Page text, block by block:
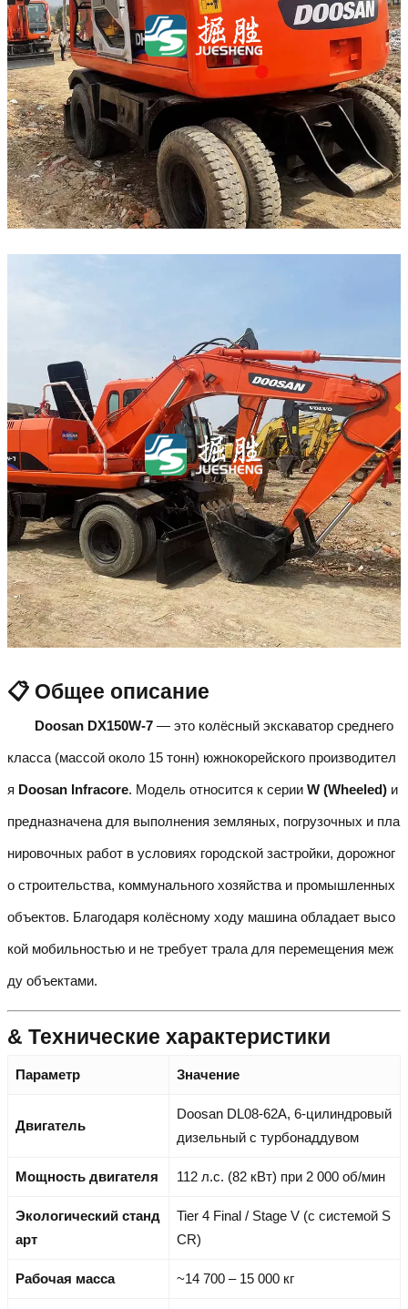
📋 Общее описание
Doosan DX150W-7 — это колёсный экскаватор среднего
класса (массой около 15 тонн) южнокорейского производител
я Doosan Infracore. Модель относится к серии W (Wheeled) и
предназначена для выполнения земляных, погрузочных и пла
нировочных работ в условиях городской застройки, дорожног
о строительства, коммунального хозяйства и промышленных
объектов. Благодаря колёсному ходу машина обладает высо
кой мобильностью и не требует трала для перемещения меж
ду объектами.
& Технические характеристики
Параметр Значение
Двигатель
Doosan DL08-62A, 6-цилиндровый
дизельный с турбонаддувом
Мощность двигателя 112 л.с. (82 кВт) при 2 000 об/мин
Экологический станд
арт
Tier 4 Final / Stage V (с системой S
CR)
Рабочая масса ~14 700 – 15 000 кг